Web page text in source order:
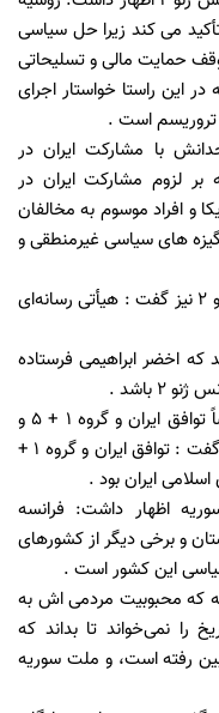
تأکید می کند زیرا حل سیاسی
حمایت مالی و تسلیحاتی
این راستا خواستار اجرای
تروریسم است .
با مشارکت ایران در
سوریه بر لزوم مشارکت ایران در
آمریکا و افراد موسوم به مخالفان
های سیاسی غیرمنطقی و
معلم درباره نحوه پوشش خبری کنفرانس ژنو 2 نیز گفت : هیأتی رسانه‌ای
که اخضر ابراهیمی فرستاده
باشد .
معلم درباره تحولات سیاسی منطقه خصوصاً توافق ایران و گروه 1 + 5 و
تأثیر این تحولات در منطقه از جمله سوریه گفت : توافق ایران و گروه 1 +
اظهار داشت: فرانسه
و برخی دیگر از کشورهای
این کشور است .
که محبوبیت مردمی اش به
را نمی‌خواند تا بداند که
رفته است، و ملت سوریه